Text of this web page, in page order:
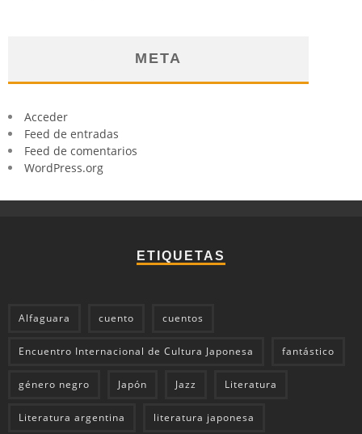
META
Acceder
Feed de entradas
Feed de comentarios
WordPress.org
ETIQUETAS
Alfaguara cuento cuentos
Encuentro Internacional de Cultura Japonesa fantástico
género negro Japón Jazz Literatura
Literatura argentina literatura japonesa